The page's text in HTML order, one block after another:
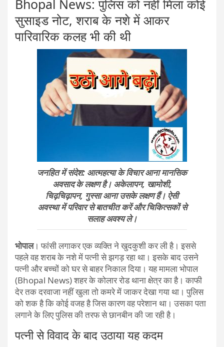
Bhopal News: पुलिस को नहीं मिला कोई
सुसाइड नोट, शराब के नशे में आकर
पारिवारिक कलह भी की थी
जनहित में संदेश: आत्महत्या के विचार आना मानसिक
अवसाद के लक्षण है। अकेलापन, खामोशी,
चिढ़चिढ़ापन, गुस्सा आना उसके लक्षण हैं। ऐसी
अवस्था में परिवार से बातचीत करें और चिकित्सकों से
सलाह अवश्य ले।
भोपाल। फांसी लगाकर एक व्यक्ति ने खुदकुशी कर ली है। इससे
पहले वह शराब के नशे में पत्नी से झगड़ रहा था। इसके बाद उसने
पत्नी और बच्चों को घर से बाहर निकाल दिया। यह मामला भोपाल
(Bhopal News) शहर के कोलार रोड थाना क्षेत्र का है। काफी
देर तक दरवाजा नहीं खुला तो कमरे में जाकर देखा गया था। पुलिस
को शक है कि कोई वजह है जिस कारण वह परेशान था। उसका पता
लगाने के लिए पुलिस की तरफ से छानबीन की जा रही है।
पत्नी से विवाद के बाद उठाया यह कदम